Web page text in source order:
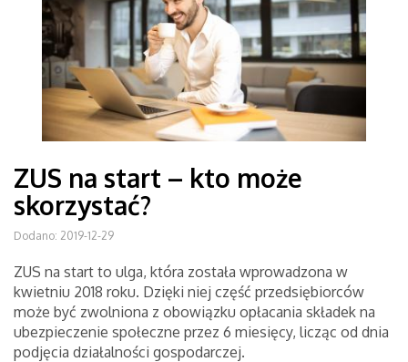
ZUS na start – kto może
skorzystać?
Dodano: 2019-12-29
ZUS na start to ulga, która została wprowadzona w
kwietniu 2018 roku. Dzięki niej część przedsiębiorców
może być zwolniona z obowiązku opłacania składek na
ubezpieczenie społeczne przez 6 miesięcy, licząc od dnia
podjęcia działalności gospodarczej.